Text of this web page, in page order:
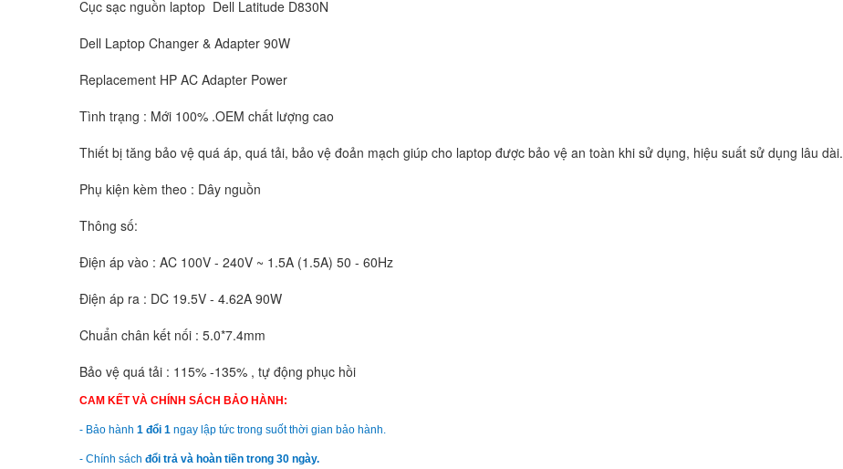
Sạc Adapter Laptop Dell
Cục sạc nguồn laptop Dell Latitude D830N
Dell Laptop Changer & Adapter 90W
Replacement HP AC Adapter Power
Tình trạng : Mới 100% .OEM chất lượng cao
Thiết bị tăng bảo vệ quá áp, quá tải, bảo vệ đoản mạch giúp cho laptop được bảo vệ an toàn khi sử dụng, hiệu suất sử dụng lâu dài.
Phụ kiện kèm theo : Dây nguồn
Thông số:
Điện áp vào : AC 100V - 240V ~ 1.5A (1.5A) 50 - 60Hz
Điện áp ra : DC 19.5V - 4.62A 90W
Chuẩn chân kết nối : 5.0*7.4mm
Bảo vệ quá tải : 115% -135% , tự động phục hồi
CAM KẾT VÀ CHÍNH SÁCH BẢO HÀNH:
- Bảo hành 1 đổi 1 ngay lập tức trong suốt thời gian bảo hành.
- Chính sách đổi trả và hoàn tiền trong 30 ngày.